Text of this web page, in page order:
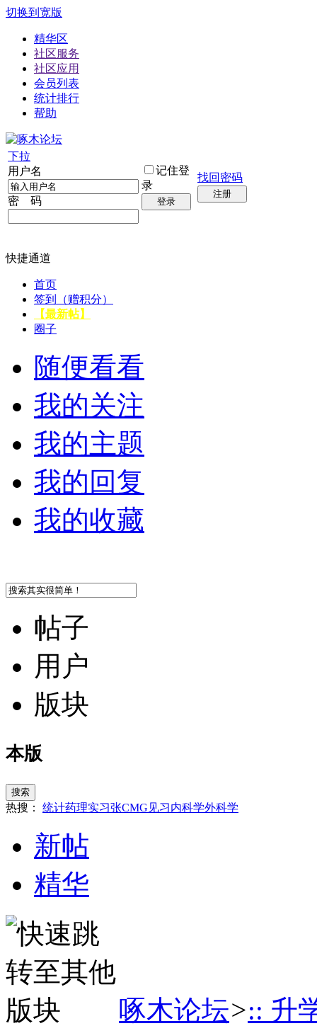
切换到宽版
精华区
社区服务
社区应用
会员列表
统计排行
帮助
下拉
用户名
密 码
记住登
录
登录
找回密码
注册
快捷通道
首页
签到（赠积分）
【最新帖】
圈子
随便看看
我的关注
我的主题
我的回复
我的收藏
帖子
用户
版块
本版
搜索
热搜： 统计药理实习张CMG 见习内科学外科学
新帖
精华
啄木论坛>:: 升